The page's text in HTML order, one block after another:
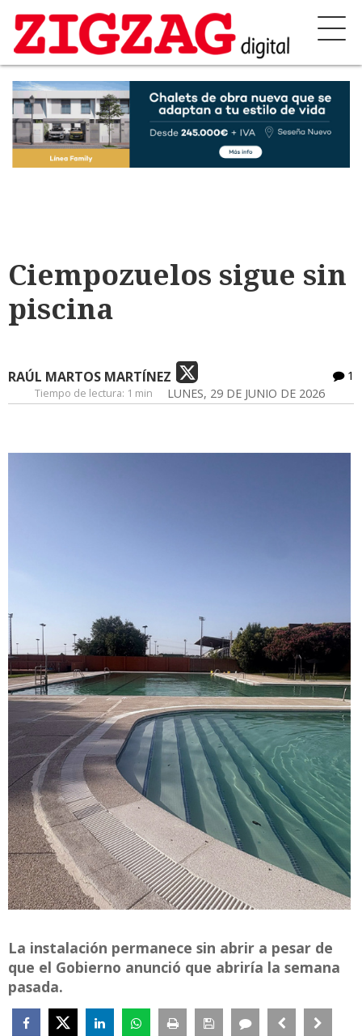
Ciempozuelos sigue sin
piscina
RAÚL MARTOS MARTÍNEZ
1
LUNES, 29 DE JUNIO DE 2026
Tiempo de lectura: 1 min
La instalación permanece sin abrir a pesar de
que el Gobierno anunció que abriría la semana
pasada.